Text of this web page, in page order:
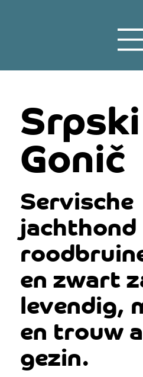
Srpski
Gonič
Servische
en zwart
levendig,
en trouw
gezin.